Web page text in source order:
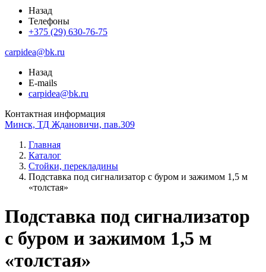
Назад
Телефоны
+375 (29) 630-76-75
carpidea@bk.ru
Назад
E-mails
carpidea@bk.ru
Контактная информация
Минск, ТД Ждановичи, пав.309
Главная
Каталог
Стойки, перекладины
Подставка под сигнализатор с буром и зажимом 1,5 м
«толстая»
Подставка под сигнализатор
с буром и зажимом 1,5 м
«толстая»